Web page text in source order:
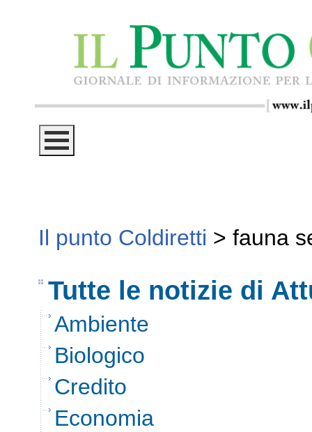
Il punto Coldiretti > fauna
Tutte le notizie di
Ambiente
Biologico
Credito
Economia